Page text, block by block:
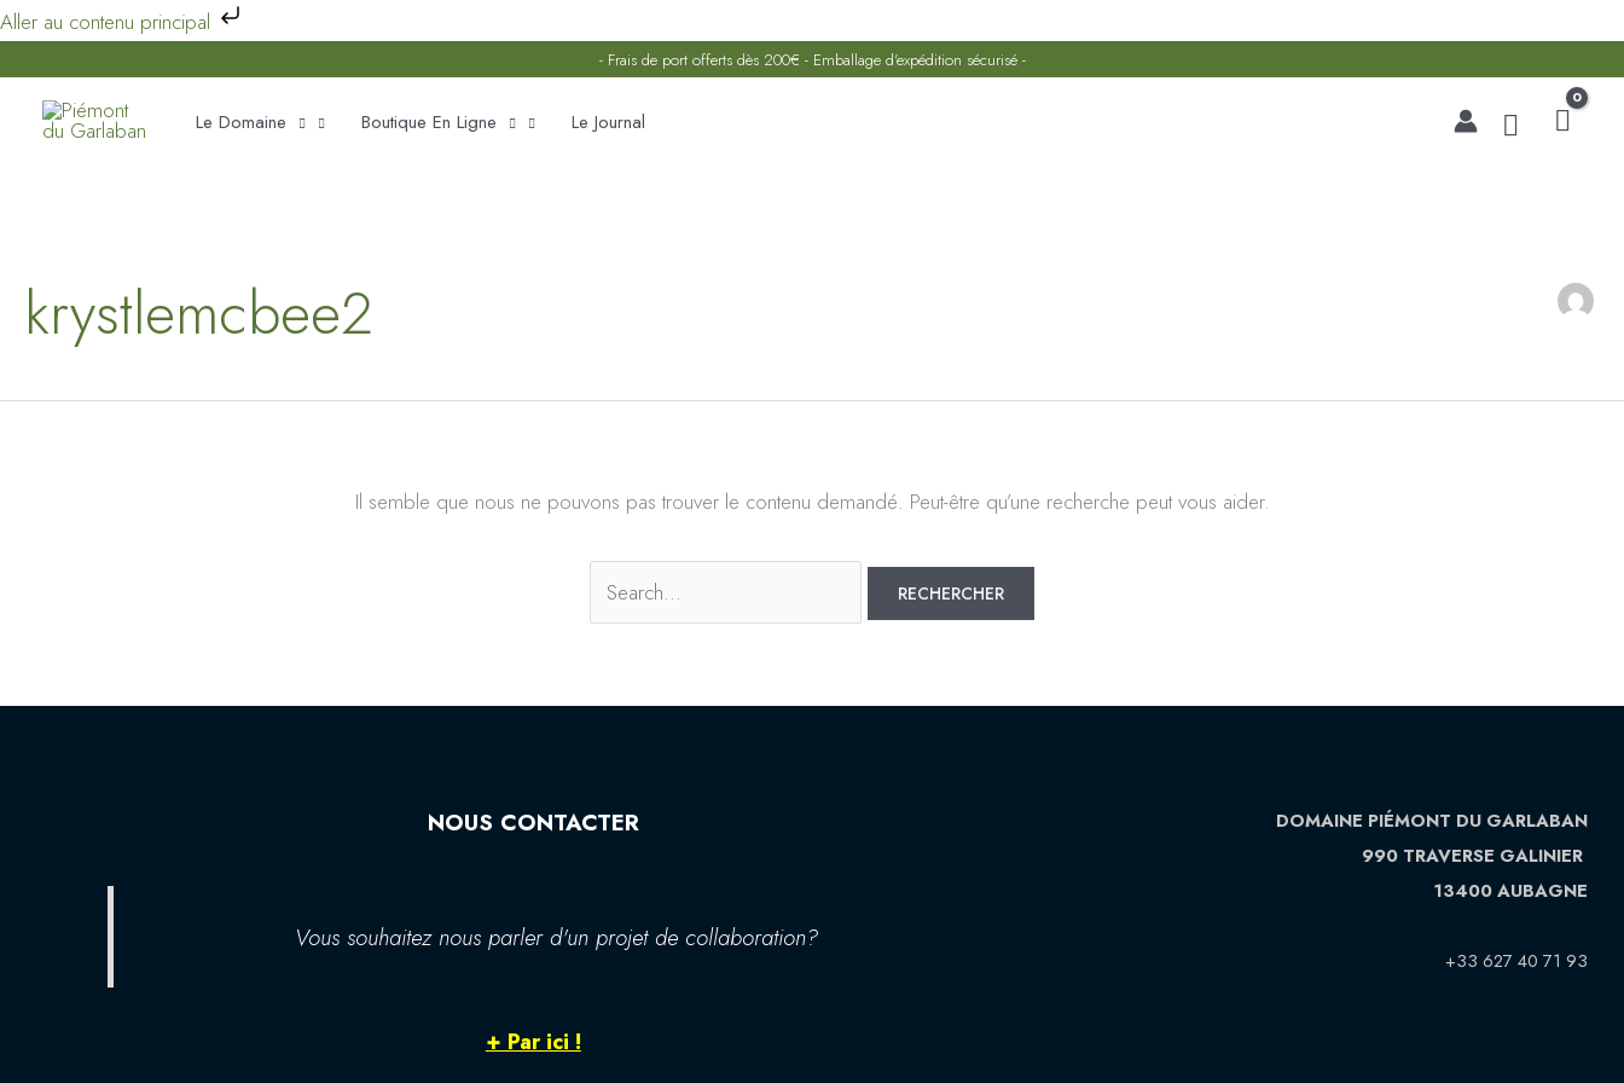
Aller au contenu principal
Aller
- Frais de port offerts dès 200€ - Emballage d'expédition sécurisé -
Le Domaine Boutique En Ligne Le Journal
krystlemcbee2
Il semble que nous ne pouvons pas trouver le contenu demandé. Peut-être qu’une recherche peut vous aider.
NOUS CONTACTER
Vous souhaitez nous parler d'un projet de collaboration?
+ Par ici !
DOMAINE PIÉMONT DU GARLABAN
990 TRAVERSE GALINIER
13400 AUBAGNE
+33 627 40 71 93